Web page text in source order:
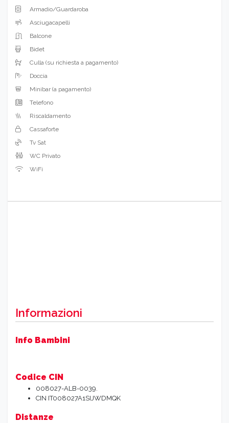
Armadio/Guardaroba
Asciugacapelli
Balcone
Bidet
Culla (su richiesta a pagamento)
Doccia
Minibar (a pagamento)
Telefono
Riscaldamento
Cassaforte
Tv Sat
WC Privato
WiFi
Informazioni
Info Bambini
Codice CIN
008027-ALB-0039.
CIN IT008027A1SIJWDMQK
Distanze